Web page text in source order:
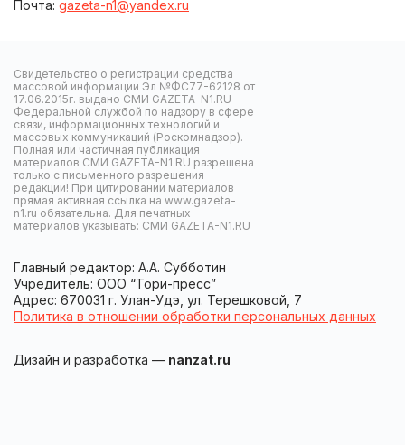
Почта: gazeta-n1@yandex.ru
Свидетельство о регистрации средства
массовой информации Эл №ФС77-62128 от
17.06.2015г. выдано СМИ GAZETA-N1.RU
Федеральной службой по надзору в сфере
связи, информационных технологий и
массовых коммуникаций (Роскомнадзор).
Полная или частичная публикация
материалов СМИ GAZETA-N1.RU разрешена
только с письменного разрешения
редакции! При цитировании материалов
прямая активная ссылка на www.gazeta-
n1.ru обязательна. Для печатных
материалов указывать: СМИ GAZETA-N1.RU
Главный редактор: А.А. Субботин
Учредитель: ООО “Тори-пресс”
Адрес: 670031 г. Улан-Удэ, ул. Терешковой, 7
Политика в отношении обработки персональных данных
Дизайн и разработка — nanzat.ru